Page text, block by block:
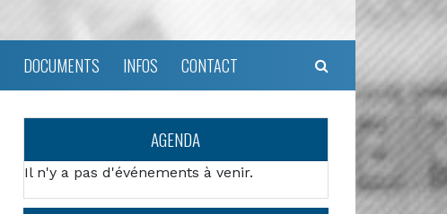
DOCUMENTS INFOS CONTACT
AGENDA
Il n'y a pas d'événements à venir.